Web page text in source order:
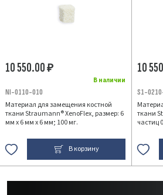
В наличии
10 550.00₽
NI-0110-010
Материал для замещения костной
ткани Straumann® XenoFlex, размер: 6
мм х 6 мм х 6 мм; 100 мг.
В корзину
10
S1-
ткани
частиц